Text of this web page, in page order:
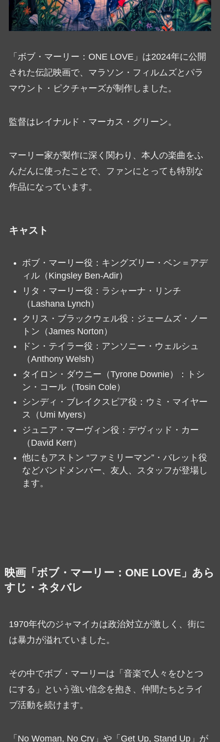
「ボブ・マーリー：ONE LOVE」は2024年に公開
された伝記映画で、マラソン・フィルムズとパラ
マウント・ピクチャーズが制作しました。
監督はレイナルド・マーカス・グリーン。
マーリー家が製作に深く関わり、本人の楽曲をふ
んだんに使ったことで、ファンにとっても特別な
作品になっています。
キャスト
ボブ・マーリー役：キングズリー・ベン＝アデ
ィル（Kingsley Ben-Adir）
リタ・マーリー役：ラシャーナ・リンチ
（Lashana Lynch）
クリス・ブラックウェル役：ジェームズ・ノー
トン（James Norton）
ドン・テイラー役：アンソニー・ウェルシュ
（Anthony Welsh）
タイロン・ダウニー（Tyrone Downie）：トシ
ン・コール（Tosin Cole）
シンディ・ブレイクスピア役：ウミ・マイヤー
ス（Umi Myers）
ジュニア・マーヴィン役：デヴィッド・カー
（David Kerr）
他にもアストン “ファミリーマン”・バレット役
などバンドメンバー、友人、スタッフが登場し
ます。
映画「ボブ・マーリー：ONE LOVE」あら
すじ・ネタバレ
1970年代のジャマイカは政治対立が激しく、街に
は暴力が溢れていました。
その中でボブ・マーリーは「音楽で人々をひとつ
にする」という強い信念を抱き、仲間たちとライ
ブ活動を続けます。
「No Woman, No Cry」や「Get Up, Stand Up」が